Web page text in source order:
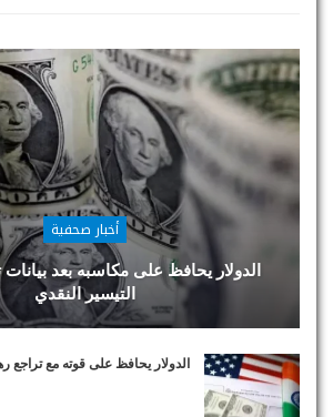
أخبار صحفية
الدولار يحافظ على مكاسبه بعد
التيسير النقدي
الدولار يحافظ على قوته مع تراجع